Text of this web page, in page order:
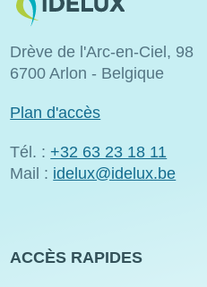
Drève de l'Arc-en-Ciel, 98
6700 Arlon - Belgique
Plan d'accès
Tél. : +32 63 23 18 11
Mail : idelux@idelux.be
ACCÈS RAPIDES